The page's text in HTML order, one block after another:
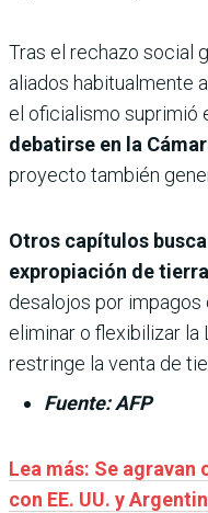
Tras el rechazo social
aliados habitualmente
el oficialismo suprimió
debatirse en la
proyecto también
Otros capítulos
expropiación de
desalojos por impagos
eliminar o flexibilizar la
restringe la venta de
Fuente: AFP
Lea más: Se agravan
con EE. UU. y